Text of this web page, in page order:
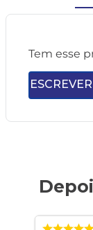
Tem esse